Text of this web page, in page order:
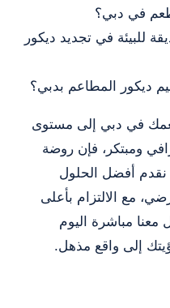
في دبي؟
للبيئة في تجديد ديكور
ديكور المطاعم بدبي؟
في دبي إلى مستوى
ومبتكر، فإن روضة
نقدم أفضل الحلول
مع الالتزام بأعلى
معنا مباشرة اليوم
إلى واقع مذهل.